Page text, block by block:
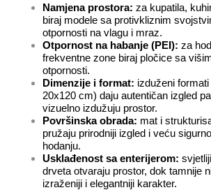
Namjena prostora: za kupatila,
biraj modele sa protivkliznim
otpornosti na vlagu i mraz.
Otpornost na habanje (PEI): za
frekventne zone biraj pločice sa
otpornosti.
Dimenzije i format: izduženi formati
20x120 cm) daju autentičan izgled
vizuelno izdužuju prostor.
Površinska obrada: mat i
pružaju prirodniji izgled i veću
hodanju.
Usklađenost sa enterijerom:
drveta otvaraju prostor, dok tamnije
izraženiji i elegantniji karakter.